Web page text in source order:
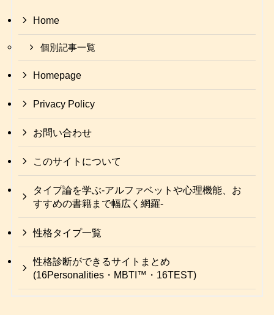
Home
個別記事一覧
Homepage
Privacy Policy
お問い合わせ
このサイトについて
タイプ論を学ぶ-アルファベットや心理機能、お
すすめの書籍まで幅広く網羅-
性格タイプ一覧
性格診断ができるサイトまとめ
(16Personalities・MBTI™・16TEST)